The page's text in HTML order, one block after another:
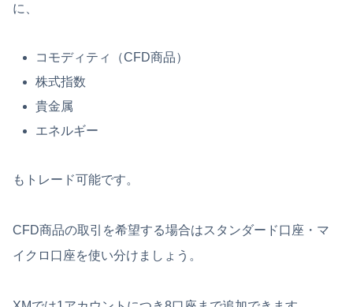
に、
コモディティ（CFD商品）
株式指数
貴金属
エネルギー
もトレード可能です。
CFD商品の取引を希望する場合はスタンダード口座・マ
イクロ口座を使い分けましょう。